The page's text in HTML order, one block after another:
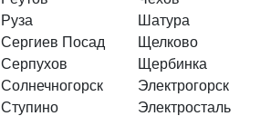
Руза
Сергиев Посад
Серпухов
Солнечногорск
Ступино
Шатура
Щелково
Щербинка
Электрогорск
Электросталь